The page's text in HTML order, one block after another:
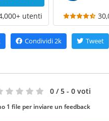
utenti
Condividi2k Tweet
0 / 5 - 0 voti
1 file per inviare un feedback